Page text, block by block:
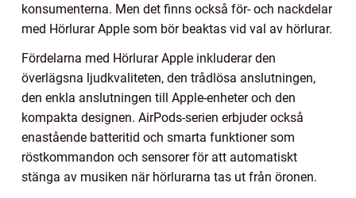
konsumenterna. Men det finns också för- och nackdelar
med Hörlurar Apple som bör beaktas vid val av hörlurar.
Fördelarna med Hörlurar Apple inkluderar den
överlägsna ljudkvaliteten, den trådlösa anslutningen,
den enkla anslutningen till Apple-enheter och den
kompakta designen. AirPods-serien erbjuder också
enastående batteritid och smarta funktioner som
röstkommandon och sensorer för att automatiskt
stänga av musiken när hörlurarna tas ut från öronen.